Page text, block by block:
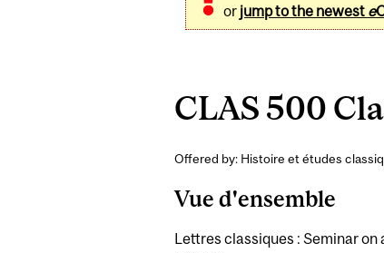
or jump to the newest e
CLAS 500
Offered by: Histoire et études
Vue d'ensemble
Lettres classiques : Seminar